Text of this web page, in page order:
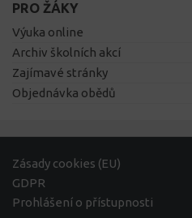
PRO ŽÁKY
Výuka online
Archiv školních akcí
Zajímavé stránky
Objednávka obědů
Zásady cookies (EU)
GDPR
Prohlášení o přístupnosti